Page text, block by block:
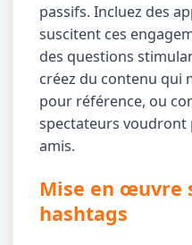
passifs. Incluez des
suscitent ces
des questions
créez du contenu qui
pour référence, ou
spectateurs voudront
amis.
Mise en œuvre
hashtags